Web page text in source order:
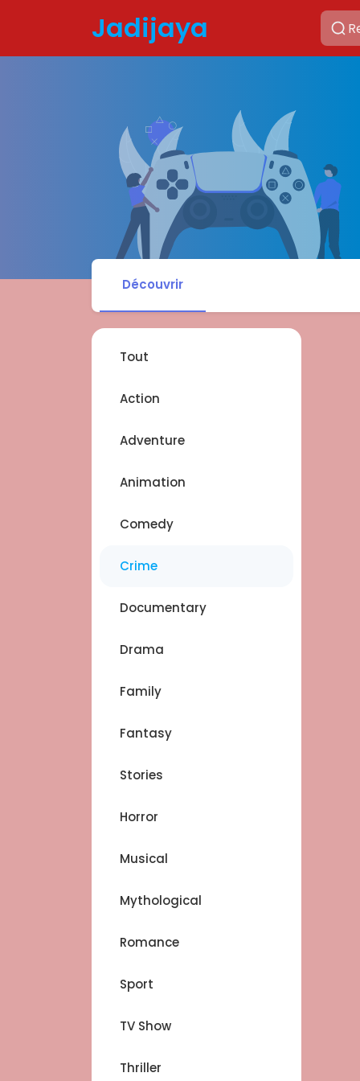
Jadijaya
Découvrir
Tout
Action
Adventure
Animation
Comedy
Crime
Documentary
Drama
Family
Fantasy
Stories
Horror
Musical
Mythological
Romance
Sport
TV Show
Thriller